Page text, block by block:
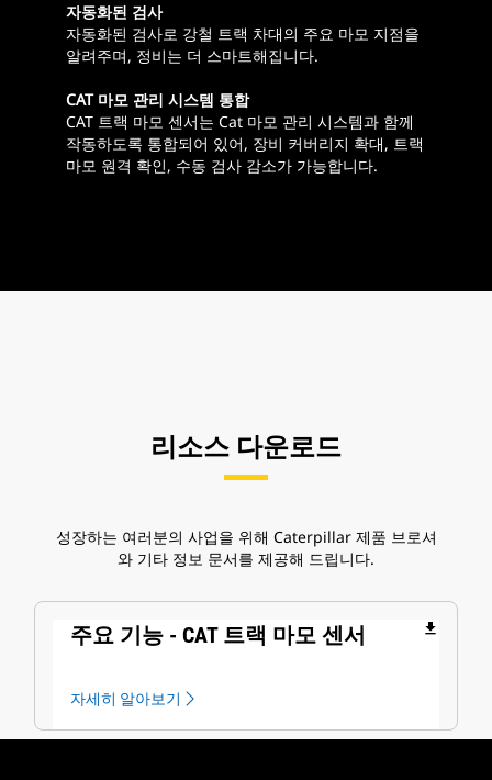
자동화된 검사
자동화된 검사로 강철 트랙 차대의 주요 마모 지점을
알려주며, 정비는 더 스마트해집니다.
CAT 마모 관리 시스템 통합
CAT 트랙 마모 센서는 Cat 마모 관리 시스템과 함께
작동하도록 통합되어 있어, 장비 커버리지 확대, 트랙
마모 원격 확인, 수동 검사 감소가 가능합니다.
리소스 다운로드
성장하는 여러분의 사업을 위해 Caterpillar 제품 브로셔
와 기타 정보 문서를 제공해 드립니다.
주요 기능 - CAT 트랙 마모 센서 file_download
자세히 알아보기